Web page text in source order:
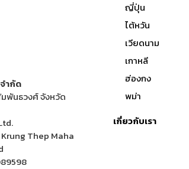
ำกัด
พันธวงศ์ จังหวัด
Thep Maha
ญี่ปุ่น
ไต้หวัน
เวียดนาม
เกาหลี
ฮ่องกง
พม่า
เกี่ยวกับเรา